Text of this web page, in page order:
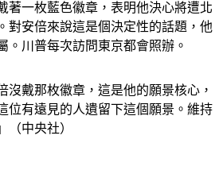
著一枚藍色徽章，表明他決心將遭北
對安倍來說這是個決定性的話題，他
。川普每次訪問東京都會照辦。
沒戴那枚徽章，這是他的願景核心，
位有遠見的人遺留下這個願景。維持
（中央社）